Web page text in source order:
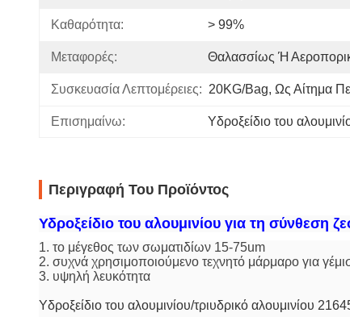
Καθαρότητα: > 99%
Μεταφορές: Θαλασσίως Ή
Συσκευασία Λεπτομέρειες: 20KG/bag, Ως Αίτημα
Επισημαίνω: Υδροξείδιο του
Περιγραφή Του Προϊόντος
Υδροξείδιο του αλουμινίου για τη σύνθεση
1. το μέγεθος των σωματιδίων 15-75um
2. συχνά χρησιμοποιούμενο τεχνητό μάρμαρο για
3. υψηλή λευκότητα
Υδροξείδιο του αλουμινίου/τριυδρικό αλουμινίου